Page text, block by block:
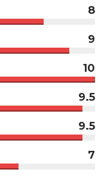
8
9
10
9.5
9.5
7